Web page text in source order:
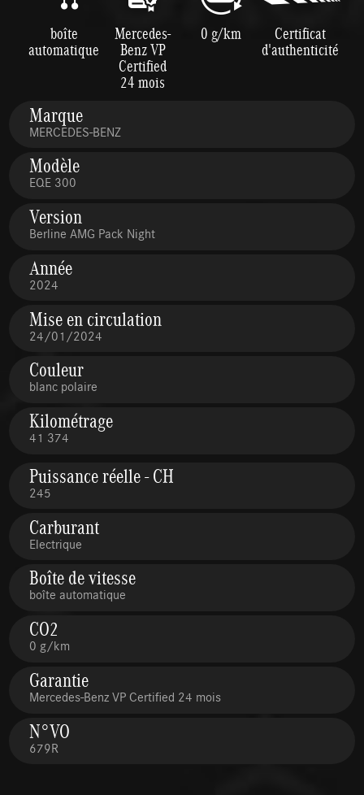
boîte
automatique
Mercedes-
Benz VP
Certified
24 mois
0 g/km Certificat
d'authenticité
Marque
MERCEDES-BENZ
Modèle
EQE 300
Version
Berline AMG Pack Night
Année
2024
Mise en circulation
24/01/2024
Couleur
blanc polaire
Kilométrage
41 374
Puissance réelle - CH
245
Carburant
Electrique
Boîte de vitesse
boîte automatique
CO2
0 g/km
Garantie
Mercedes-Benz VP Certified 24 mois
N°VO
679R